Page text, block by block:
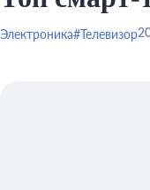
Электроника#Телевизор